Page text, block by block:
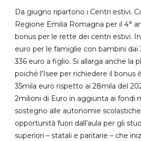
Da giugno ripartono i Centri estivi.
Regione Emilia Romagna per il 4°
bonus per le rette dei centri estivi.
euro per le famiglie con bambini dai
336 euro a figlio. Si allarga anche la
poiché l’Isee per richiedere il bonus
35mila euro rispetto ai 28mila del
2milioni di Euro in aggiunta ai fondi
sostegno alle autonomie
opportunità fuori dall’aula per gli
superiori – statali e paritarie – che